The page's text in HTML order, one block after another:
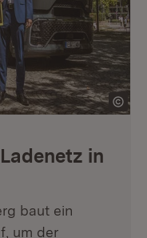
in
baut ein
um der